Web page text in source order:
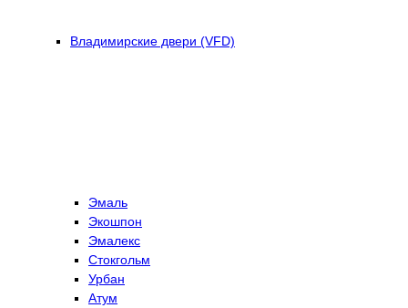
Владимирские двери (VFD)
Эмаль
Экошпон
Эмалекс
Стокгольм
Урбан
Атум